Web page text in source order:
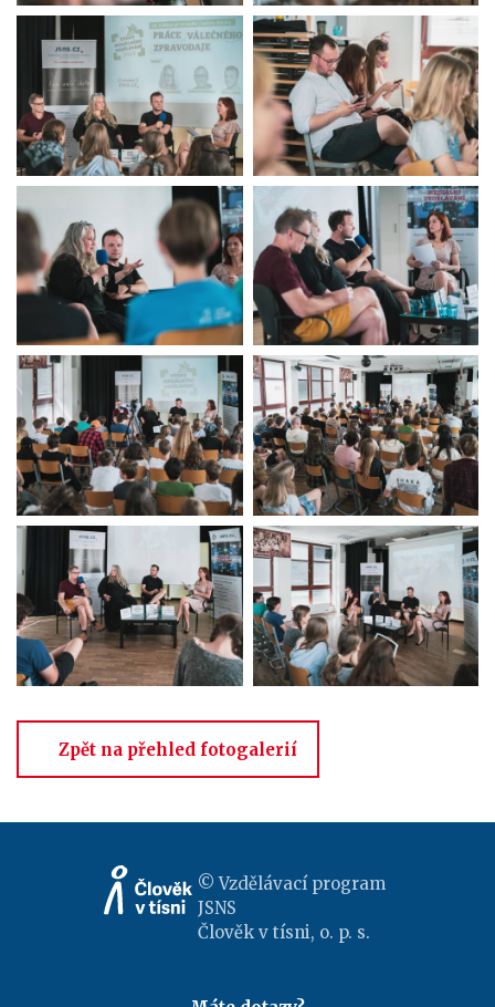
Zpět na přehled fotogalerií
© Vzdělávací program
JSNS
Člověk v tísni, o. p. s.